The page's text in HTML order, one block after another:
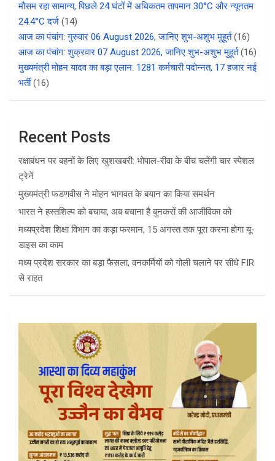
मौसम रहा सामान्य, पिछले 24 घंटों में अधिकतम तापमान 30°C और न्यूनतम
24.4°C दर्ज (14)
आज का पंचांग: गुरुवार 06 August 2026, जानिए शुभ-अशुभ मुहूर्त (16)
आज का पंचांग: शुक्रवार 07 August 2026, जानिए शुभ-अशुभ मुहूर्त (16)
मुख्यमंत्री मोहन यादव का बड़ा एलान: 1281 कर्मचारी पदोन्नत, 17 हजार नई
भर्ती (16)
Recent Posts
रक्षाबंधन पर बहनों के लिए खुशखबरी: भोपाल-रीवा के बीच चलेंगी चार स्पेशल
ट्रेनें
मुख्यमंत्री फडणवीस ने मोहन भागवत के बयान का किया समर्थन
भारत ने हस्तशिल्प को बचाया, अब बचाना है बुनकरों की आजीविका को
मध्यप्रदेश शिक्षा विभाग का कड़ा फरमान, 15 अगस्त तक पूरा करना होगा यू-
डाइस का काम
मध्य प्रदेश सरकार का बड़ा फैसला, वनकर्मियों को गोली चलाने पर सीधे FIR
से राहत